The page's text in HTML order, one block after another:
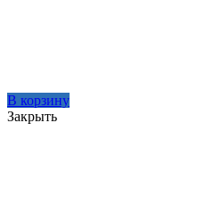
В корзину
Закрыть